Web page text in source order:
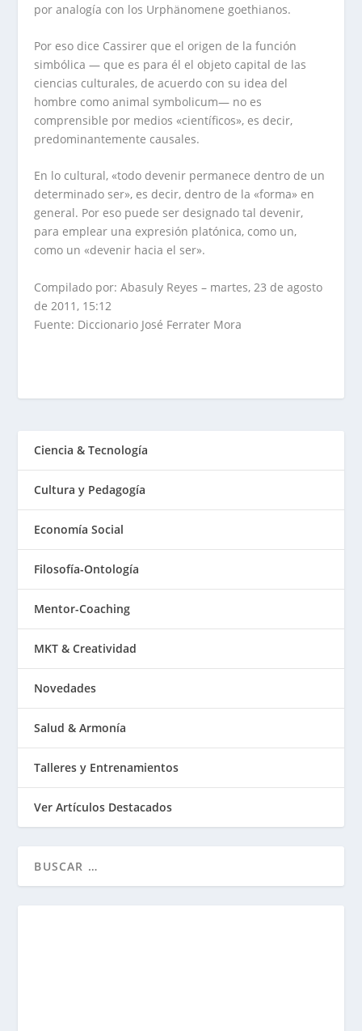
por analogía con los Urphänomene goethianos.
Por eso dice Cassirer que el origen de la función
simbólica — que es para él el objeto capital de las
ciencias culturales, de acuerdo con su idea del
hombre como animal symbolicum— no es
comprensible por medios «científicos», es decir,
predominantemente causales.
En lo cultural, «todo devenir permanece dentro de un
determinado ser», es decir, dentro de la «forma» en
general. Por eso puede ser designado tal devenir,
para emplear una expresión platónica, como un,
como un «devenir hacia el ser».
Compilado por: Abasuly Reyes – martes, 23 de agosto
de 2011, 15:12
Fuente: Diccionario José Ferrater Mora
Ciencia & Tecnología
Cultura y Pedagogía
Economía Social
Filosofía-Ontología
Mentor-Coaching
MKT & Creatividad
Novedades
Salud & Armonía
Talleres y Entrenamientos
Ver Artículos Destacados